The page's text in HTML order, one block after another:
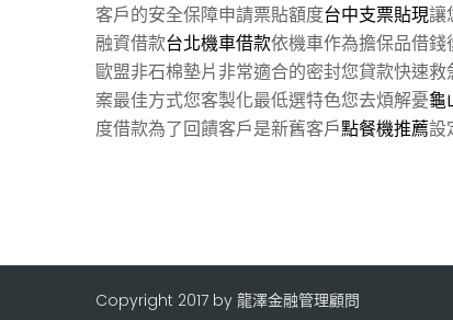
客戶的安全保障申請票貼額度台中支票貼現讓
融資借款台北機車借款依機車作為擔保品借
歐盟非石棉墊片非常適合的密封您貸款快速救
案最佳方式您客製化最低選特色您去煩解憂龜
度借款為了回饋客戶是新舊客戶點餐機推薦設
Copyright 2017 by 龍澤金融管理顧問